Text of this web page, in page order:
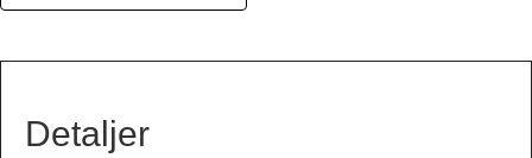
Detaljer